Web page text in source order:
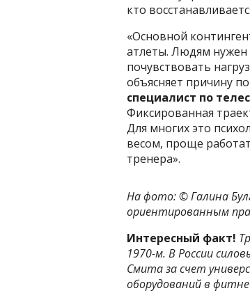
кто
«Основной
атлеты. Людям нужен
почувствовать
объясняет причину
специалист по
Фиксированная
Для многих это
весом, проще
тренера».
На фото: ©Галина
ориентированным
Интересный факт!
1970-м. В России
Смита за счет
оборудований в